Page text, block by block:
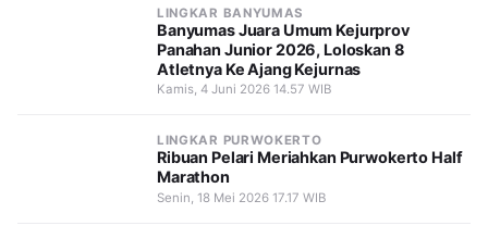
LINGKAR BANYUMAS
Banyumas Juara Umum Kejurprov
Panahan Junior 2026, Loloskan 8
Atletnya Ke Ajang Kejurnas
Kamis, 4 Juni 2026 14.57 WIB
LINGKAR PURWOKERTO
Ribuan Pelari Meriahkan Purwokerto Half
Marathon
Senin, 18 Mei 2026 17.17 WIB